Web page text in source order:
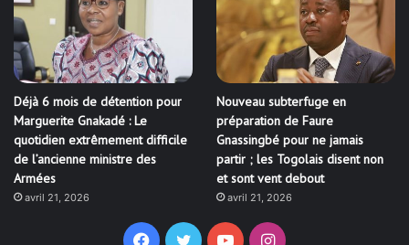
Déjà 6 mois de détention pour
Marguerite Gnakadé : Le
quotidien extrêmement difficile
de l’ancienne ministre des
Armées
avril 21, 2026
Nouveau subterfuge en
préparation de Faure
Gnassingbé pour ne jamais
partir ; les Togolais disent non
et sont vent debout
avril 21, 2026